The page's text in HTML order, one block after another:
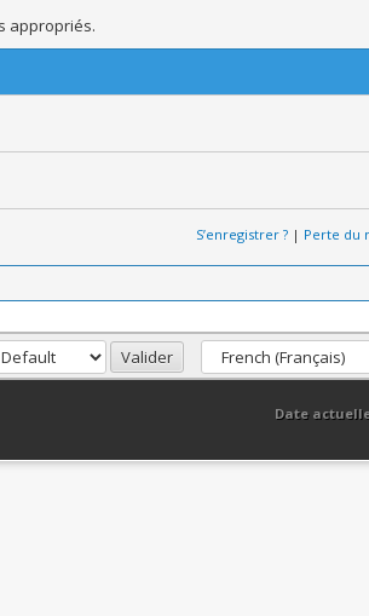
appropriés.
S’enregistrer ? | Perte du
Date